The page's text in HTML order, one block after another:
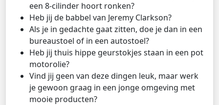
een 8-cilinder hoort ronken?
Heb jij de babbel van Jeremy Clarkson?
Als je in gedachte gaat zitten, doe je dan in een
bureaustoel of in een autostoel?
Heb jij thuis hippe geurstokjes staan in een pot
motorolie?
Vind jij geen van deze dingen leuk, maar werk
je gewoon graag in een jonge omgeving met
mooie producten?